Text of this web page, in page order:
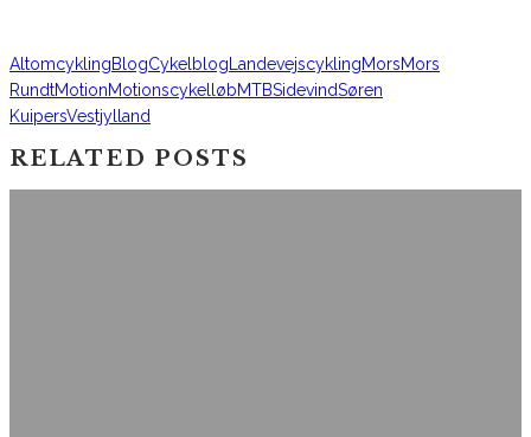
AltomcyklingBlogCykelblogLandevejscyklingMorsMors
RundtMotionMotionscykelløbMTBSidevindSøren
KuipersVestjylland
RELATED POSTS